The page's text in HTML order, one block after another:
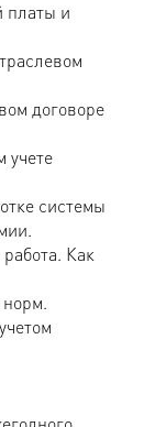
платы и
договоре
учете
системы
Как